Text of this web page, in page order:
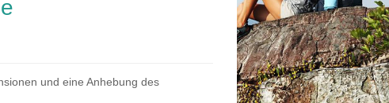
und eine Anhebung des